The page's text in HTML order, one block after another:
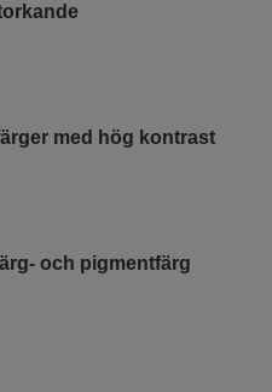
med hög kontrast
och pigmentfärg